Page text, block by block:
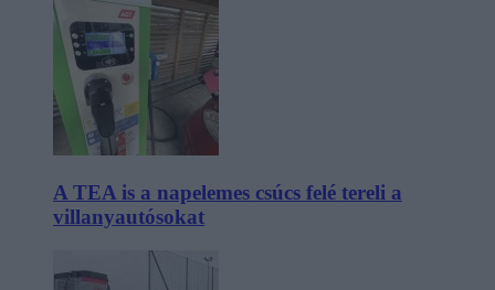
A TEA is a napelemes csúcs felé tereli a
villanyautósokat